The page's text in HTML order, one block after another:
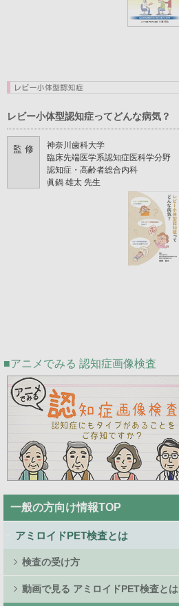
レビー小体型認知症ってどんな病気？
監 修
神奈川歯科大学
臨床先端医学系認知症医科学分野
認知症・高齢者総合内科
眞鍋 雄太 先生
アニメでみる 認知症画像検査
Public
Side
Menu
一般の方向け情報TOP
アミロイドPET検査とは
検査の受け方
動画で見る アミロイドPET検査とは